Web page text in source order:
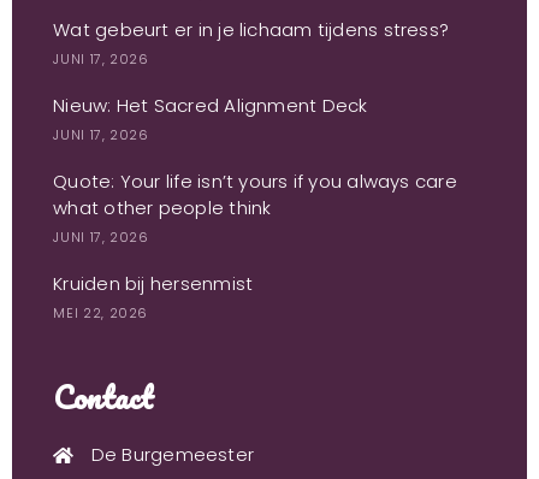
Wat gebeurt er in je lichaam tijdens stress?
JUNI 17, 2026
Nieuw: Het Sacred Alignment Deck
JUNI 17, 2026
Quote: Your life isn’t yours if you always care
what other people think
JUNI 17, 2026
Kruiden bij hersenmist
MEI 22, 2026
Contact
De Burgemeester